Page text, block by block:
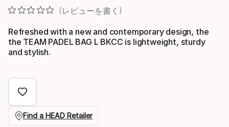
レビューを書く
Refreshed with a new and contemporary design, the
the TEAM PADEL BAG L BKCC is lightweight, sturdy
and stylish.
Find a HEAD Retailer